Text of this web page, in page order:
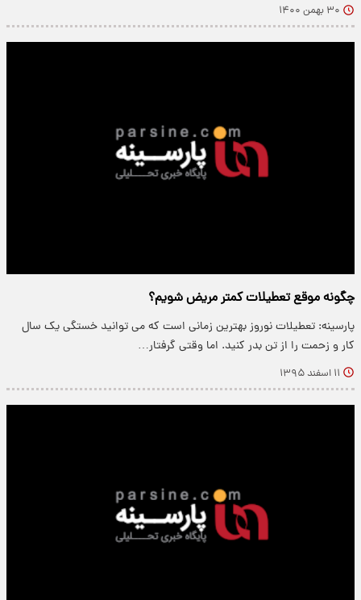
۳۰ بهمن ۱۴۰۰
چگونه موقع تعطیلات کمتر مریض شویم؟
پارسینه: تعطیلات نوروز بهترین زمانی است که می توانید خستگی یک سال
کار و زحمت را از تن بدر کنید. اما وقتی گرفتار…
۱۱ اسفند ۱۳۹۵